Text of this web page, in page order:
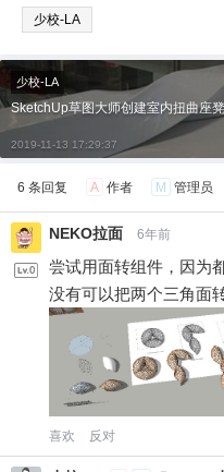
少校-LA
少校-LA
SketchUp草图大师创建室内扭曲座凳
2019-11-13 17:29:37
6 条回复 A 作者 M 管理员
NEKO拉面 6年前
尝试用面转组件，因为
没有可以把两个三角面
喜欢 反对